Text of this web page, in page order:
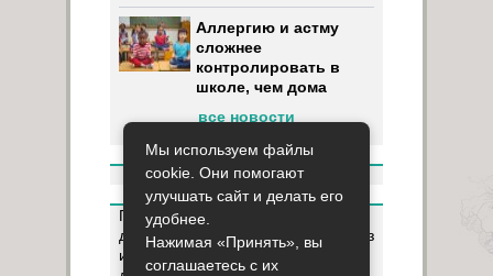
Аллергию и астму
сложнее
контролировать в
школе, чем дома
все новости
Пользуясь данным ресурсом вы
даёте разрешение на сбор, анализ
и хранение своих персональных
Мы используем файлы
cookie. Они помогают
улучшать сайт и делать его
удобнее.
Нажимая «Принять», вы
соглашаетесь с их